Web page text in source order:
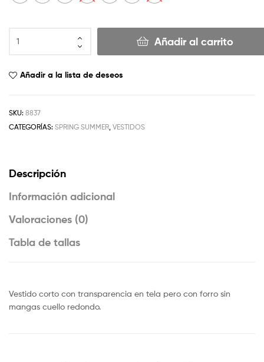
Añadir al carrito
Añadir a la lista de deseos
SKU: 8837
CATEGORÍAS: SPRING SUMMER VESTIDOS
Descripción
Información adicional
Valoraciones (0)
Tabla de tallas
Vestido corto con transparencia en tela pero con forro sin
mangas cuello redondo.